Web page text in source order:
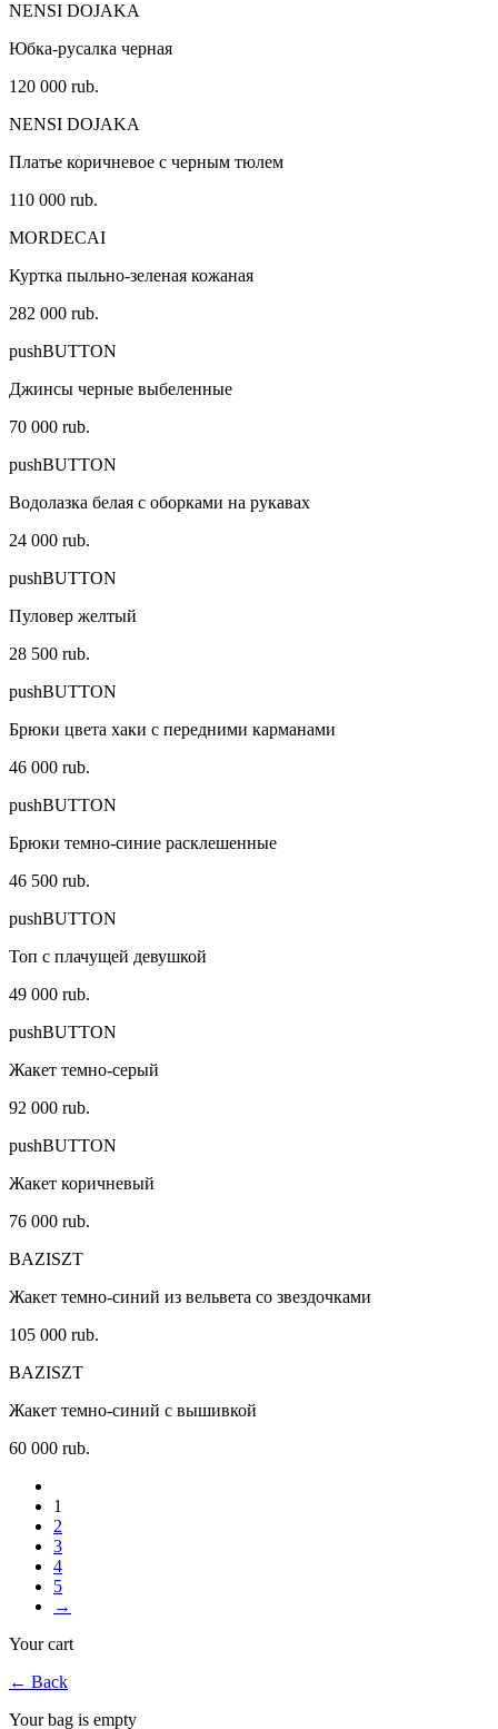
NENSI DOJAKA
Юбка-русалка черная
120 000 rub.
NENSI DOJAKA
Платье коричневое с черным тюлем
110 000 rub.
MORDECAI
Куртка пыльно-зеленая кожаная
282 000 rub.
pushBUTTON
Джинсы черные выбеленные
70 000 rub.
pushBUTTON
Водолазка белая с оборками на рукавах
24 000 rub.
pushBUTTON
Пуловер желтый
28 500 rub.
pushBUTTON
Брюки цвета хаки с передними карманами
46 000 rub.
pushBUTTON
Брюки темно-синие расклешенные
46 500 rub.
pushBUTTON
Топ с плачущей девушкой
49 000 rub.
pushBUTTON
Жакет темно-серый
92 000 rub.
pushBUTTON
Жакет коричневый
76 000 rub.
BAZISZT
Жакет темно-синий из вельвета со звездочками
105 000 rub.
BAZISZT
Жакет темно-синий с вышивкой
60 000 rub.
1
2
3
4
5
→
Your cart
← Back
Your bag is empty